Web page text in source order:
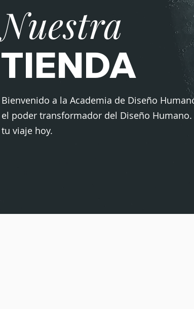
Nuestra
TIENDA
Bienvenido a la Academia de Diseño
el poder transformador del Diseño
tu viaje hoy.